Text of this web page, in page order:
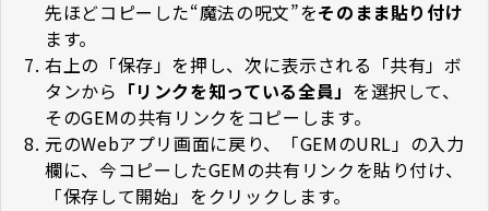
先ほどコピーした“魔法の呪文”をそのまま貼り付け
ます。
右上の「保存」を押し、次に表示される「共有」ボ
タンから 「リンクを知っている全員」 を選択して、
そのGEMの共有リンクをコピーします。
元のWebアプリ画面に戻り、「GEMのURL」の入力
欄に、今コピーしたGEMの共有リンクを貼り付け、
「保存して開始」をクリックします。